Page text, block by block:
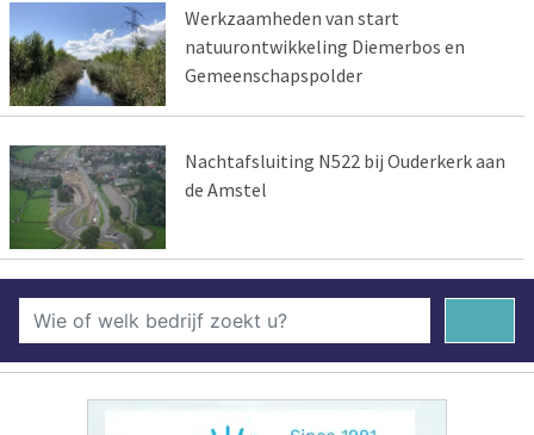
Werkzaamheden van start
natuurontwikkeling Diemerbos en
Gemeenschapspolder
Nachtafsluiting N522 bij Ouderkerk aan
de Amstel